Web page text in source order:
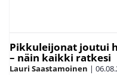
Pikkuleijonat joutui
– näin kaikki ratkesi
Lauri Saastamoinen |